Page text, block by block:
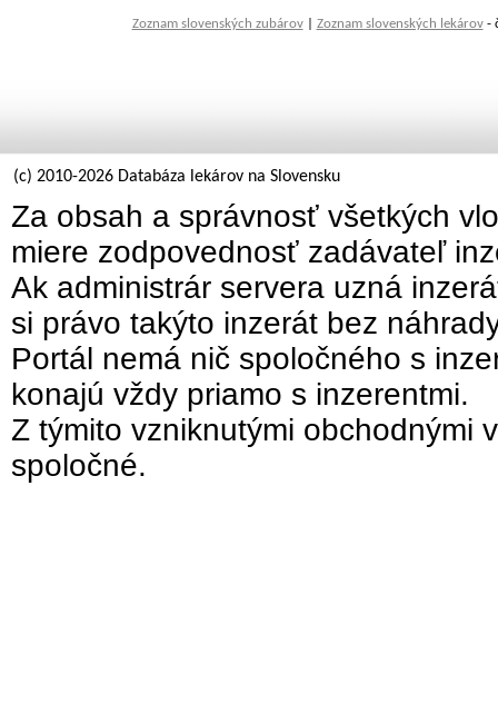
Zoznam slovenských zubárov| Zoznam slovenských lekárov-
(c) 2010-2026 Databáza lekárov na Slovensku
Za obsah a správnosť všetkých
miere zodpovednosť zadávateľ
Ak administrár servera uzná
si právo takýto inzerát bez
Portál nemá nič spoločného s
konajú vždy priamo s inzerentmi.
Z týmito vzniknutými obchodnými
spoločné.